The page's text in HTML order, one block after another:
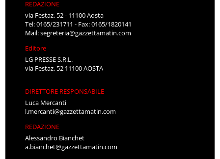
REDAZIONE
via Festaz, 52 - 11100 Aosta
Tel: 0165/231711 - Fax: 0165/1820141
Mail:segreteria@gazzettamatin.com
Editore
LG PRESSE S.R.L.
via Festaz, 52 11100 AOSTA
DIRETTORE RESPONSABILE
Luca Mercanti
l.mercanti@gazzettamatin.com
REDAZIONE
Alessandro Bianchet
a.bianchet@gazzettamatin.com